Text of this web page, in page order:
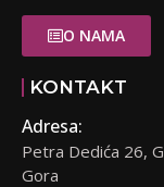
O NAMA
KONTAKT
Adresa:
Petra Dedića 26,
Gora